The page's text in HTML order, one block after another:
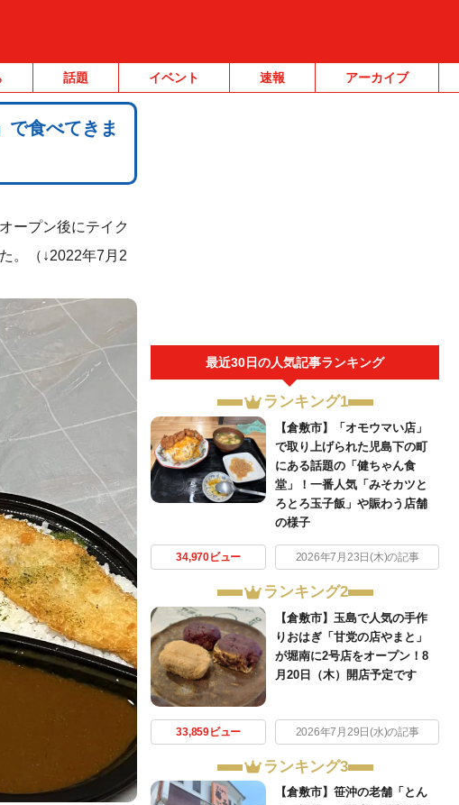
話題 イベント 速報 アーカイブ
で食べてきま
ープン後にテイク
。（↓2022年7月2
最近30日の人気記事ランキング
ランキング1
【倉敷市】「オモウマい店」
で取り上げられた児島下の町
にある話題の「健ちゃん食
堂」！一番人気「みそカツと
ろとろ玉子飯」や賑わう店舗
の様子
34,970ビュー 2026年7月23日(木)の記事
ランキング2
【倉敷市】玉島で人気の手作
りおはぎ「甘党の店やまと」
が堀南に2号店をオープン！8
月20日（木）開店予定です
33,859ビュー 2026年7月29日(水)の記事
ランキング3
【倉敷市】笹沖の老舗「とん